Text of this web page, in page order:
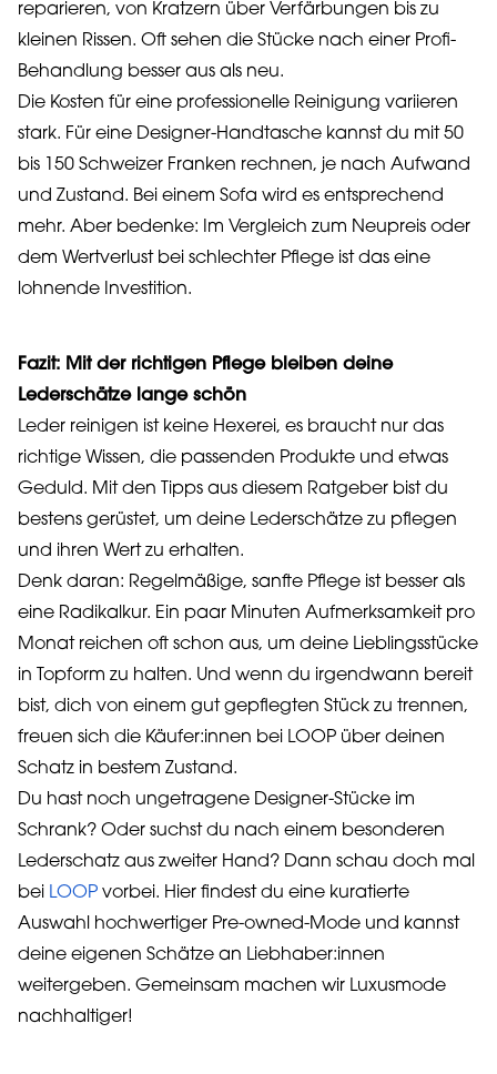
reparieren, von Kratzern über Verfärbungen bis zu
kleinen Rissen. Oft sehen die Stücke nach einer Profi-
Behandlung besser aus als neu.
Die Kosten für eine professionelle Reinigung variieren
stark. Für eine Designer-Handtasche kannst du mit 50
bis 150 Schweizer Franken rechnen, je nach Aufwand
und Zustand. Bei einem Sofa wird es entsprechend
mehr. Aber bedenke: Im Vergleich zum Neupreis oder
dem Wertverlust bei schlechter Pflege ist das eine
lohnende Investition.
Fazit: Mit der richtigen Pflege bleiben deine
Lederschätze lange schön
Leder reinigen ist keine Hexerei, es braucht nur das
richtige Wissen, die passenden Produkte und etwas
Geduld. Mit den Tipps aus diesem Ratgeber bist du
bestens gerüstet, um deine Lederschätze zu pflegen
und ihren Wert zu erhalten.
Denk daran: Regelmäßige, sanfte Pflege ist besser als
eine Radikalkur. Ein paar Minuten Aufmerksamkeit pro
Monat reichen oft schon aus, um deine Lieblingsstücke
in Topform zu halten. Und wenn du irgendwann bereit
bist, dich von einem gut gepflegten Stück zu trennen,
freuen sich die Käufer:innen bei LOOP über deinen
Schatz in bestem Zustand.
Du hast noch ungetragene Designer-Stücke im
Schrank? Oder suchst du nach einem besonderen
Lederschatz aus zweiter Hand? Dann schau doch mal
bei LOOP vorbei. Hier findest du eine kuratierte
Auswahl hochwertiger Pre-owned-Mode und kannst
deine eigenen Schätze an Liebhaber:innen
weitergeben. Gemeinsam machen wir Luxusmode
nachhaltiger!